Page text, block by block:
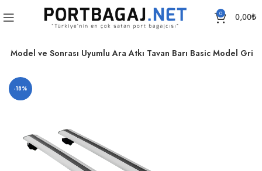
0 0,00₺
Model ve Sonrası Uyumlu Ara Atkı Tavan Barı Basic Model Gri
-18%